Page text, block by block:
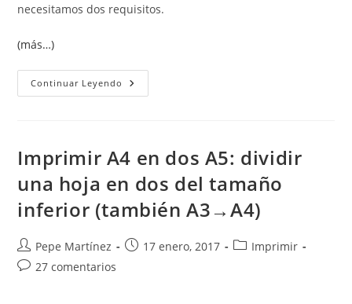
necesitamos dos requisitos.
(más…)
Continuar Leyendo Incluir
El
Los
Números
Página
Y
En
Los
De
Las
Imprimir A4 en dos A5: dividir
una hoja en dos del tamaño
inferior (también A3→A4)
Autor
de
Pepe Martínez
Publicación
17 enero, 2017
Categoría
Imprimir
Comentarios
27 comentarios